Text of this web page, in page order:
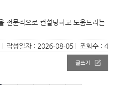
전문적으로 컨설팅하고 도움드리는
작성일자 : 2026-08-05 조회수 : 4